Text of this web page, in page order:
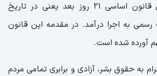
تصویب رسید. این قانون اساسی 21 روز بعد یعنی در تاریخ
رسمی به اجرا درآمد. در مقدمه این قانون
آورده شده است.
به حقوق بشر، آزادی و برابری تمامی مردم